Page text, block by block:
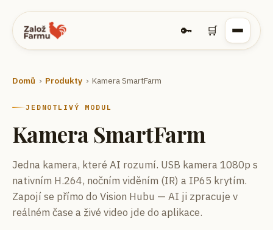
🔑 🛒
Domů › Produkty › Kamera SmartFarm
JEDNOTLIVÝ MODUL
Kamera SmartFarm
Jedna kamera, které AI rozumí. USB kamera 1080p s
nativním H.264, nočním viděním (IR) a IP65 krytím.
Zapojí se přímo do Vision Hubu — AI ji zpracuje v
reálném čase a živé video jde do aplikace.